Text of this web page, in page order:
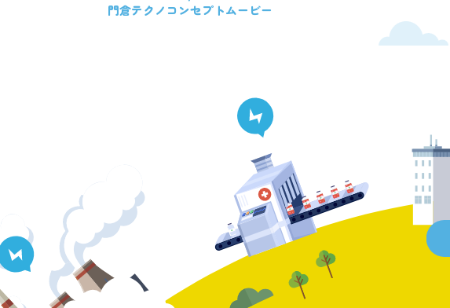
門倉テクノ コンセプトムービー